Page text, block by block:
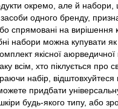
окремо, але й
засоби одного бренду,
спрямовані на вирішення
набори можна купувати як
якісної аюрведичної
всім, хто піклується про
набір, відштовхуйтеся
придбати
будь-якого типу, або